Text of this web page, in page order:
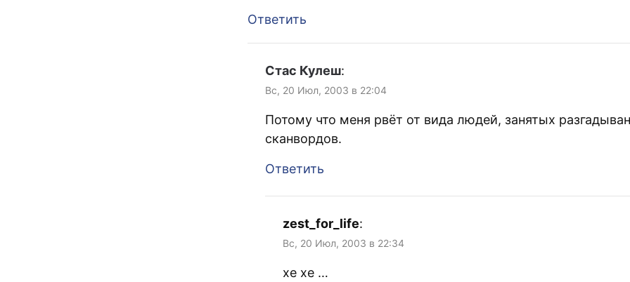
Ответить
Стас Кулеш:
Вс, 20 Июл, 2003 в 22:04
Потому что меня рвёт от вида людей, занятых
сканвордов.
Ответить
zest_for_life:
Вс, 20 Июл, 2003 в 22:34
хе хе …